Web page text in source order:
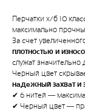
Перчатки х/б 10
максимально
За счет
плотностью и
служат
Черный цвет
надежный захват и
✔ 6 нитей —
✔ Черный цвет —